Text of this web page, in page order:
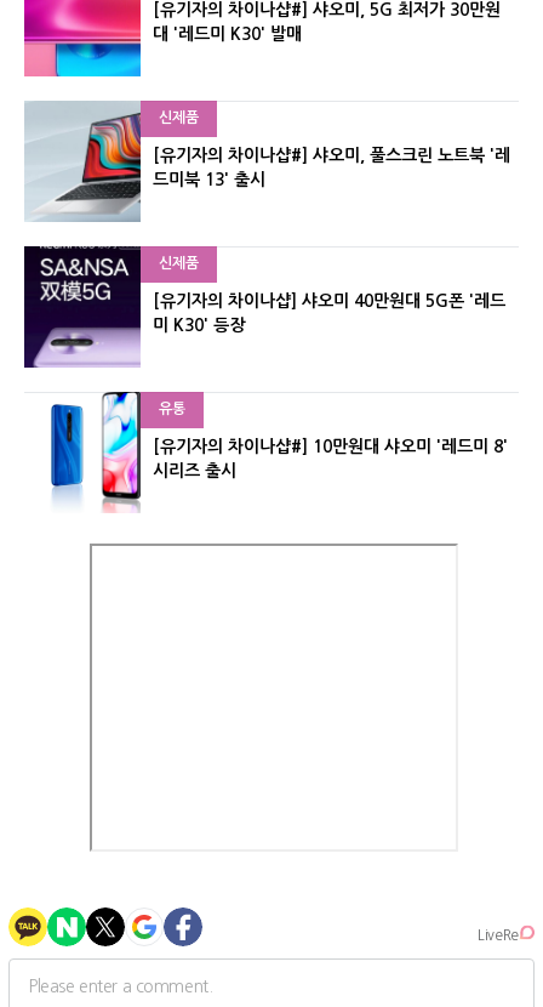
[유기자의 차이나샵#] 샤오미, 5G 최저가 30만원
대 '레드미 K30' 발매
신제품
[유기자의 차이나샵#] 샤오미, 풀스크린 노트북 '레
드미북 13' 출시
신제품
[유기자의 차이나샵] 샤오미 40만원대 5G폰 '레드
미 K30' 등장
유통
[유기자의 차이나샵#] 10만원대 샤오미 '레드미 8'
시리즈 출시